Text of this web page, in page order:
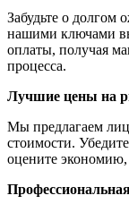
Забудьте о
нашими ключами
оплаты, получая
процесса.
Лучшие цены на
Мы предлагаем
стоимости.
оцените